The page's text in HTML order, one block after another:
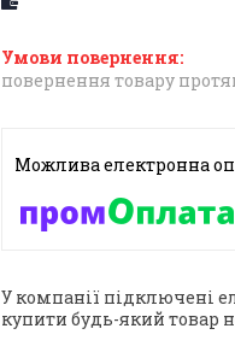
повернення товару
У компанії підключені
купити будь-який товар